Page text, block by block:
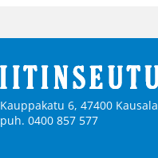
Kauppakatu 6, 47400 Kausala
puh. 0400 857 577